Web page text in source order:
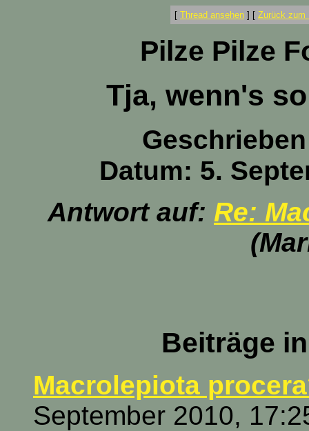
[ Thread ansehen ] [ Zurück zum
Pilze Pilze
Tja, wenn's
Datum: 5.
Antwort auf: Re:
Beiträge
Macrolepiota
September 2010,